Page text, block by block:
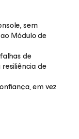
sem
Módulo de
de
de
em vez